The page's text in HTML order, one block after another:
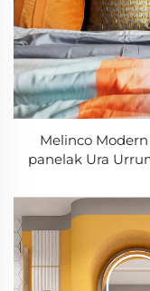
Melinco
panelak Ura